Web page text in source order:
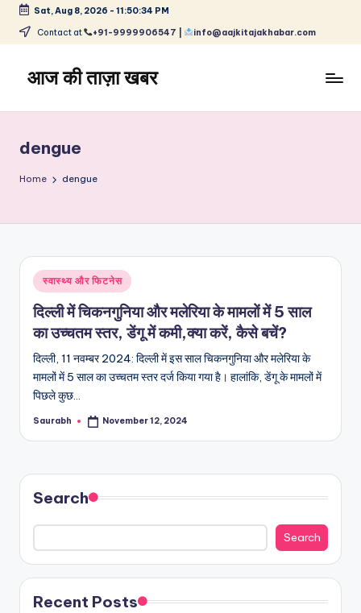
Skip
content
Sat, Aug 8, 2026 - 11:50:35 PM
Contact at +91-9999906547 | info@aajkitajakhabar.com
आज की ताज़ा खबर
ताज़ा
समाचार
–
और
विश्व
dengue
Home dengue
Posted
in
स्वास्थ्य और फिटनेस
दिल्ली में चिकनगुनिया और मलेरिया के मामलों में 5 साल
का उच्चतम स्तर, डेंगू में कमी,क्या करें, कैसे बचें?
दिल्ली, 11 नवम्बर 2024: दिल्ली में इस साल चिकनगुनिया और मलेरिया के
मामलों में 5 साल का उच्चतम स्तर दर्ज किया गया है। हालांकि, डेंगू के मामलों में
पिछले कुछ…
Posted
Saurabh November 12, 2024
Search
Search
Recent Posts